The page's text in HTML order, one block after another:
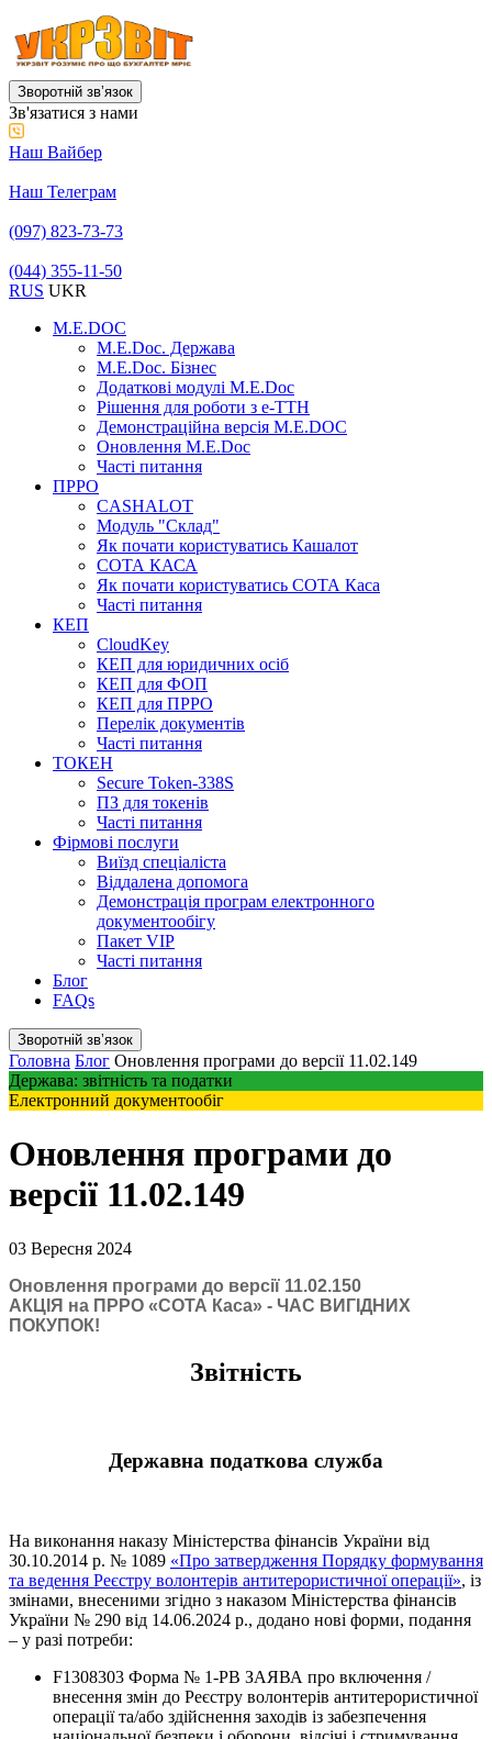
Зворотній звʼязок
Зв'язатися з нами
Наш Вайбер
Наш Телеграм
(097) 823-73-73
(044) 355-11-50
RUS UKR
M.E.DOC
M.E.Doc. Держава
M.E.Doc. Бізнес
Додаткові модулі M.E.Doc
Рішення для роботи з е-ТТН
Демонстраційна версія M.E.DOC
Оновлення M.E.Doc
Часті питання
ПРРО
CASHALOT
Модуль "Склад"
Як почати користуватись Кашалот
СОТА КАСА
Як почати користуватись СОТА Каса
Часті питання
КЕП
CloudKey
КЕП для юридичних осіб
КЕП для ФОП
КЕП для ПРРО
Перелік документів
Часті питання
ТОКЕН
Secure Token-338S
ПЗ для токенів
Часті питання
Фірмові послуги
Виїзд спеціаліста
Віддалена допомога
Демонстрація програм електронного
документообігу
Пакет VIP
Часті питання
Блог
FAQs
Зворотній звʼязок
Головна Блог Оновлення програми до версії 11.02.149
Держава: звітність та податки
Електронний документообіг
Оновлення програми до
версії 11.02.149
03 Вересня 2024
Оновлення програми до версії 11.02.150
АКЦІЯ на ПРРО «СОТА Каса» - ЧАС ВИГІДНИХ
ПОКУПОК!
Звітність
Державна податкова служба
На виконання наказу Міністерства фінансів України від
30.10.2014 р. № 1089 «Про затвердження Порядку формування
та ведення Реєстру волонтерів антитерористичної операції», із
змінами, внесеними згідно з наказом Міністерства фінансів
України № 290 від 14.06.2024 р., додано нові форми, подання
– у разі потреби:
F1308303 Форма № 1-РВ ЗАЯВА про включення /
внесення змін до Реєстру волонтерів антитерористичної
операції та/або здійснення заходів із забезпечення